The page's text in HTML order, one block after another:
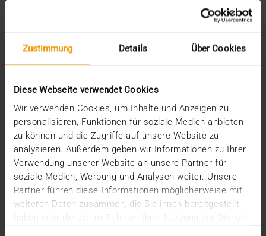
Zustimmung Details Über Cookies
Diese Webseite verwendet Cookies
Wir verwenden Cookies, um Inhalte und Anzeigen zu
personalisieren, Funktionen für soziale Medien anbieten
zu können und die Zugriffe auf unsere Website zu
analysieren. Außerdem geben wir Informationen zu Ihrer
Verwendung unserer Website an unsere Partner für
soziale Medien, Werbung und Analysen weiter. Unsere
Partner führen diese Informationen möglicherweise mit
weiteren Daten zusammen, die Sie ihnen bereitgestellt
septembre (2)
août (2)
juin (1)
mars (1)
février (3)
janvier (1)
2024
décembre (1)
novembre (1)
octobre (2)
août (1)